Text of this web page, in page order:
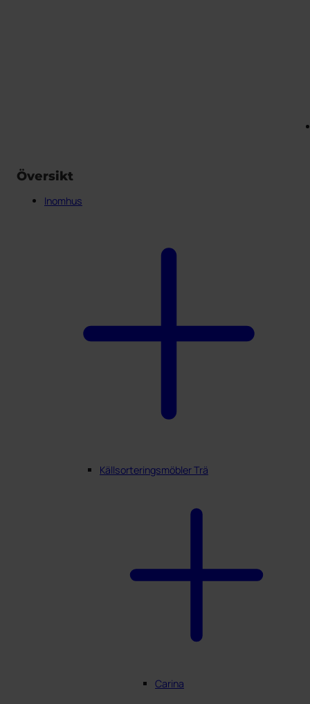
Översikt
Inomhus
Källsorteringsmöbler Trä
Carina